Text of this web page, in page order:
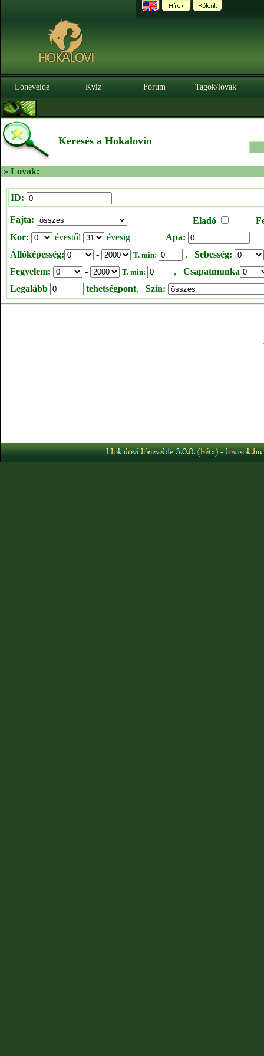
Lónevelde Kvíz Fórum Tagok/lovak
Keresés a Hokalovin
» Lovak:
ID:
Fajta: Eladó
Kor:
évestől évesig
Apa:
Állóképesség:
- T. min: , Sebesség:
Fegyelem:
- T. min: , Csapatmunka
Legalább
tehetségpont, Szín: